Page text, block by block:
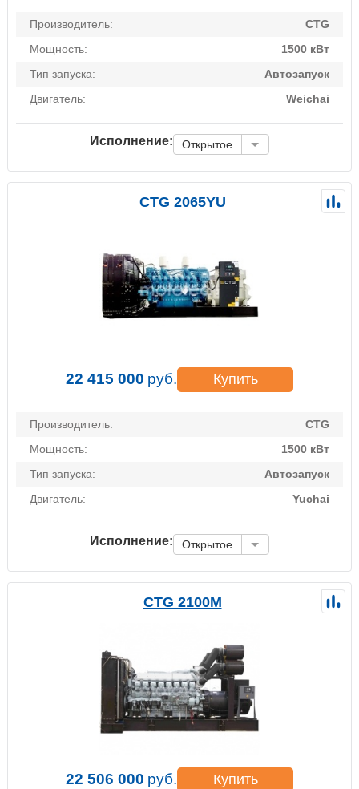
Производитель:
CTG
Мощность:
1500 кВт
Тип запуска:
Автозапуск
Двигатель:
Weichai
Исполнение: Открытое
CTG 2065YU
22 415 000 руб. Купить
Производитель:
CTG
Мощность:
1500 кВт
Тип запуска:
Автозапуск
Двигатель:
Yuchai
Исполнение: Открытое
CTG 2100M
22 506 000 руб. Купить